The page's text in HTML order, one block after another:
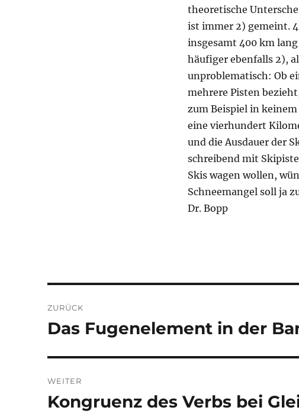
theoretische
ist immer 2) gemeint.
insgesamt 400 km
häufiger ebenfalls 2),
unproblematisch: Ob
mehrere Pisten
zum Beispiel in
eine vierhundert
und die Ausdauer der
schreibend mit
Skis wagen wollen,
Schneemangel soll ja
Dr. Bopp
ZURÜCK
Vorheriger
Das Fugenelement in der
WEITER
Nächster
Kongruenz des Verbs bei